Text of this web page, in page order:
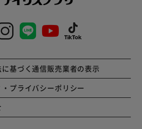
基づく通信販売業者の表示
プライバシーポリシー